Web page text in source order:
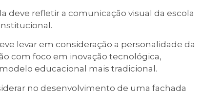
deve refletir a comunicação visual da escola
levar em consideração a personalidade da
com foco em inovação tecnológica,
educacional mais tradicional.
no desenvolvimento de uma fachada